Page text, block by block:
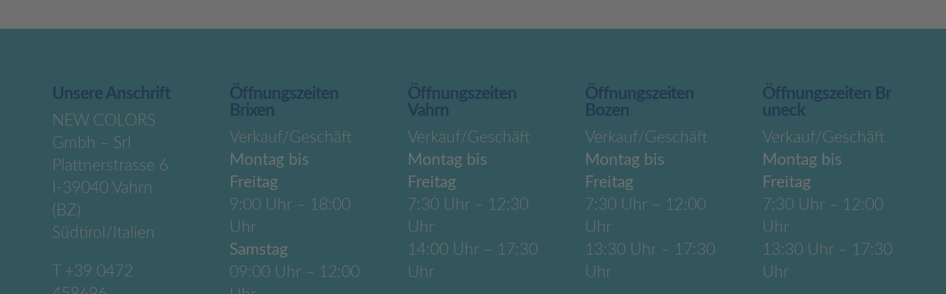
Unsere Anschrift
NEW COLORS
Gmbh – Srl
Plattnerstrasse 6
I-39040 Vahrn
(BZ)
Südtirol/Italien
+39 0472
Öffnungszeiten
Brixen
Verkauf/Geschäft
Montag bis
Freitag
9:00 Uhr – 18:00
Uhr
Samstag
09:00 Uhr – 12:00
Öffnungszeiten
Vahrn
Verkauf/Geschäft
Montag bis
Freitag
7:30 Uhr – 12:30
Uhr
14:00 Uhr – 17:30
Uhr
Öffnungszeiten
Bozen
Verkauf/Geschäft
Montag bis
Freitag
7:30 Uhr – 12:00
Uhr
13:30 Uhr – 17:30
Uhr
Öffnungszeiten Br
uneck
Verkauf/Geschäft
Montag bis
Freitag
7:30 Uhr – 12:00
Uhr
13:30 Uhr – 17:30
Uhr